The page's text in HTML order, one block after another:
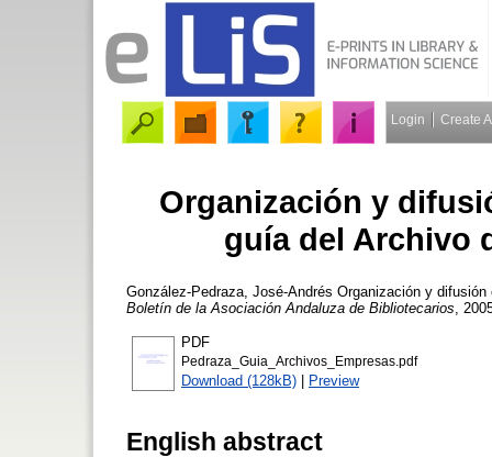
Login Create
Organización y
guía del Archivo
González-Pedraza, José-Andrés Organización y difusión
Boletín de la Asociación Andaluza de Bibliotecarios ,
PDF
Pedraza_Guia_Archivos_Empresas.pdf
Download (128kB) | Preview
English abstract